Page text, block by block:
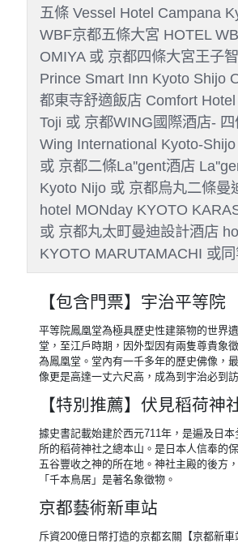
五條 Vessel Hotel Campana
WBF京都五條大宮 HOTEL
OMIYA 或 京都四條大宮王子
Prince Smart Inn Kyoto Shijo
都東寺舒適飯店 Comfort
Toji 或 京都WING國際酒店-
Wing International Kyoto-
或 京都二條La''gent酒店
Kyoto Nijo 或 京都烏丸二條曼
hotel MONday KYOTO
或 京都丸太町曼迪設計酒店
KYOTO MARUTAMACHI 或
【包含門票】宇治平等院
平等院鳳凰堂為極具歷史性建築物的世界
堂，至江戶時期，因外型因有兩隻尊貴象
為鳳凰堂。堂內有一千多年的歷史佛像，
像更是高達一丈六尺高，成為到宇治必到
【特別推薦】伏見稻荷神
據史書記載始建於西元711年，是遍及日
所的稻荷神社之總本山。是日本人信奉的
五谷豐收之神的所在地。神社主殿的後方
「千本鳥居」是著名象徵物。
京都藝術新車站
斥資200億日幣打造的京都玄關【京都新